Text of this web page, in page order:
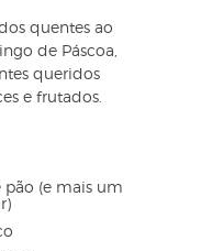
quentes ao
de Páscoa,
queridos
e frutados.
(e mais um